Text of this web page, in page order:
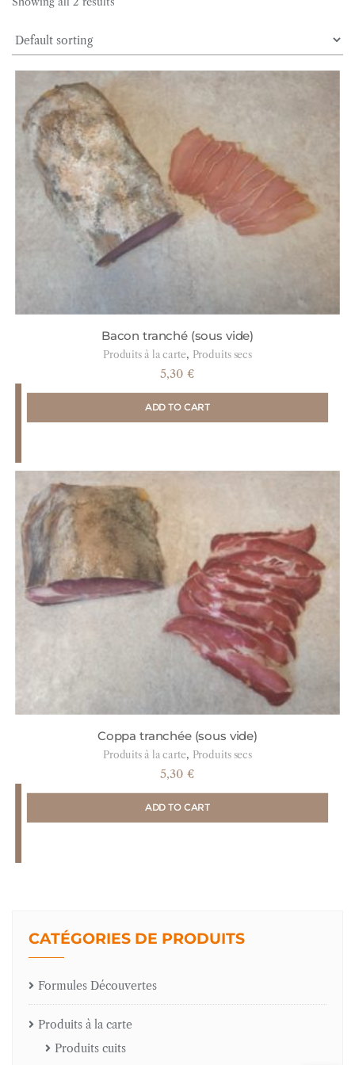
Bacon tranché (sous vide)
Produits à la carte, Produits secs
5,30 €
ADD TO CART
Coppa tranchée (sous vide)
Produits à la carte, Produits secs
5,30 €
ADD TO CART
CATÉGORIES DE PRODUITS
Formules Découvertes
Produits à la carte
Produits cuits